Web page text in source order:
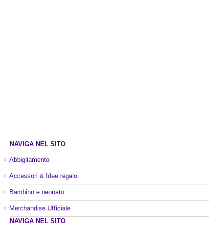
NAVIGA NEL SITO
Abbigliamento
Accessori & Idee regalo
Bambino e neonato
Merchandise Ufficiale
NAVIGA NEL SITO